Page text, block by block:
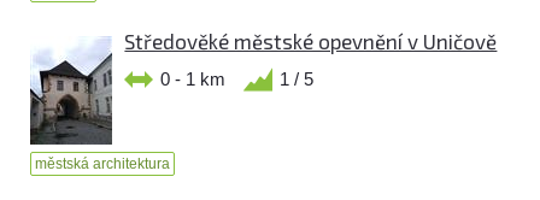
Středověké městské opevnění v Uničově
0 - 1 km 1 / 5
městská architektura